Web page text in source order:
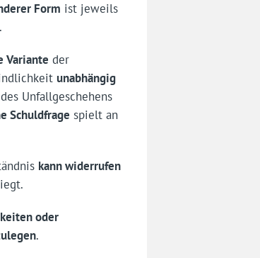
Form ist jeweils
.
Variante der
unabhängig
des Unfallgeschehens
Schuldfrage spielt an
kann widerrufen
oder
.